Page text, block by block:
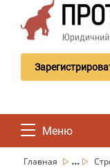
Меню
Главная ...